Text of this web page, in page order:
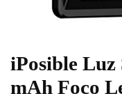
iPosible Luz
mAh Foco